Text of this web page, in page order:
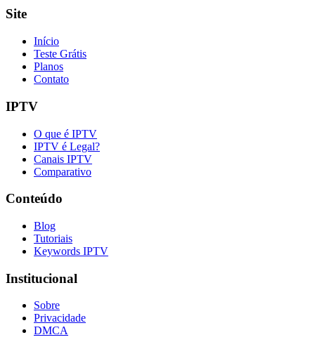
Site
Início
Teste Grátis
Planos
Contato
IPTV
O que é IPTV
IPTV é Legal?
Canais IPTV
Comparativo
Conteúdo
Blog
Tutoriais
Keywords IPTV
Institucional
Sobre
Privacidade
DMCA